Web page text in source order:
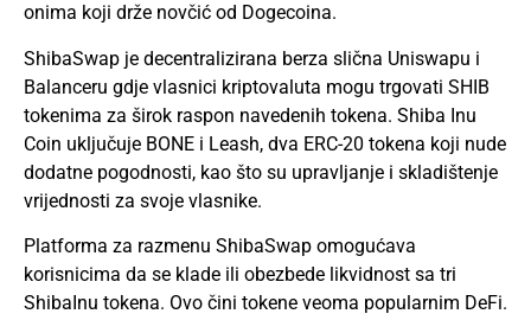
onima koji drže novčić od Dogecoina.
ShibaSwap je decentralizirana berza slična Uniswapu i
Balanceru gdje vlasnici kriptovaluta mogu trgovati SHIB
tokenima za širok raspon navedenih tokena. Shiba Inu
Coin uključuje BONE i Leash, dva ERC-20 tokena koji nude
dodatne pogodnosti, kao što su upravljanje i skladištenje
vrijednosti za svoje vlasnike.
Platforma za razmenu ShibaSwap omogućava
korisnicima da se klade ili obezbede likvidnost sa tri
ShibaInu tokena. Ovo čini tokene veoma popularnim DeFi.